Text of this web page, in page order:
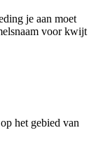
je aan moet
voor kwijt
het gebied van